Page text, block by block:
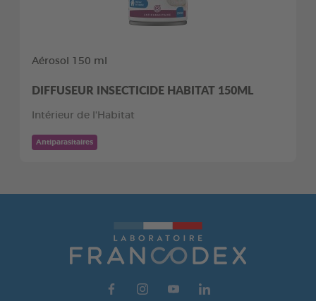
Aérosol 150 ml
DIFFUSEUR INSECTICIDE HABITAT 150ML
Intérieur de l'Habitat
Antiparasitaires